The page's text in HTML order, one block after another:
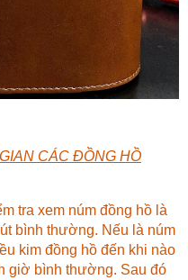
CÁC ĐỒNG HỒ
tra xem núm đồng hồ là
bình thường. Nếu là núm
kim đồng hồ đến khi nào
giờ bình thường. Sau đó